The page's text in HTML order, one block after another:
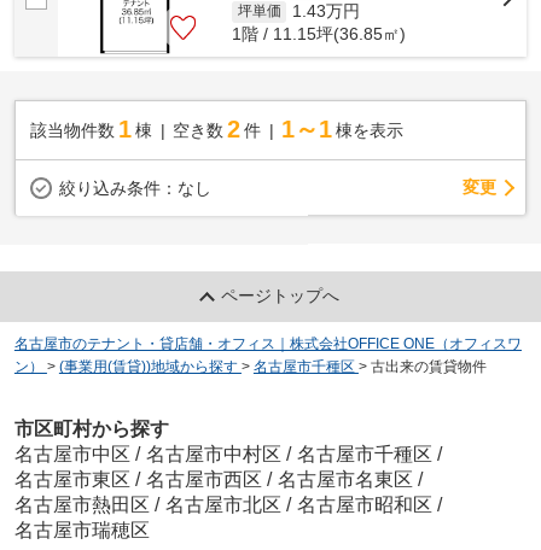
坪単価 1.43万円
1階 / 11.15坪(36.85㎡)
該当物件数 1棟 空き数 2 件 1～1 棟を表示
絞り込み条件： なし 変更
ページトップへ
名古屋市のテナント・貸店舗・オフィス｜株式会社OFFICE ONE（オフィスワ
ン）
> (事業用(賃貸))地域から探す > 名古屋市千種区 > 古出来の賃貸物件
市区町村から探す
名古屋市中区 / 名古屋市中村区 / 名古屋市千種区 /
名古屋市東区 / 名古屋市西区 / 名古屋市名東区 /
名古屋市熱田区 / 名古屋市北区 / 名古屋市昭和区 /
名古屋市瑞穂区